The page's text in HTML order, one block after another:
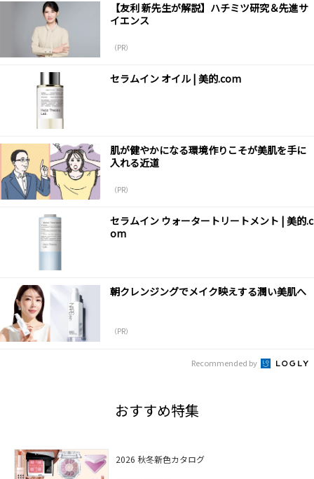
【友利 新先生が解説】ハチミツ研究＆先進サ
イエンス
（PR）
セラムイン オイル | 美的.com
肌が健やかになる環境作りこそが美肌を手に
入れる近道
（PR）
セラムイン ウォータートリートメント | 美的.c
om
朝クレンジングでメイク映えする潤い美肌へ
（PR）
Recommended by
おすすめ特集
2026 秋冬新色カタログ